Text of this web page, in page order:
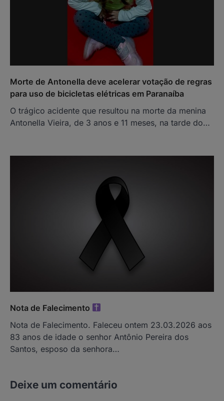
Morte de Antonella deve acelerar votação de regras
para uso de bicicletas elétricas em Paranaíba
O trágico acidente que resultou na morte da menina
Antonella Vieira, de 3 anos e 11 meses, na tarde do…
Nota de Falecimento
Nota de Falecimento. Faleceu ontem 23.03.2026 aos
83 anos de idade o senhor Antônio Pereira dos
Santos, esposo da senhora…
Deixe um comentário